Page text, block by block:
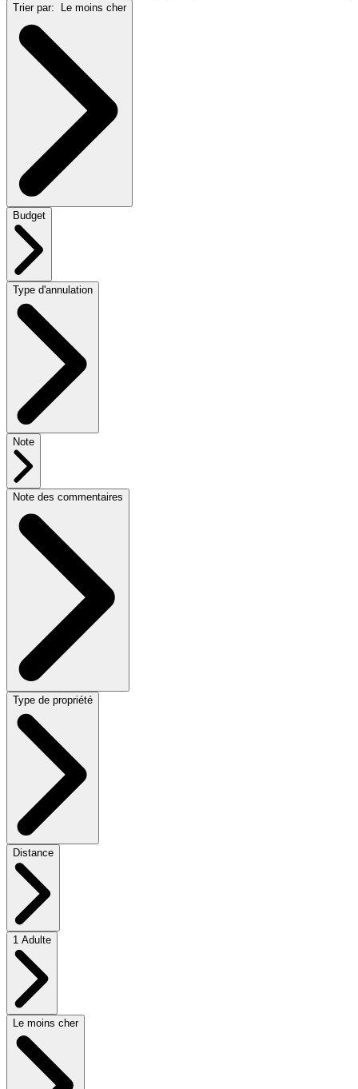
Trier par: Le moins cher
Budget
Type d'annulation
Note
Note des commentaires
Type de propriété
Distance
1 Adulte
Le moins cher